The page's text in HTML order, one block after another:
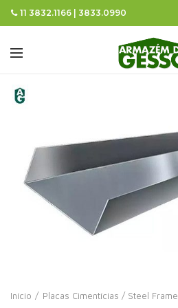
11 3832.1166 | 3833.0990
Início Placas Cimentícias / Steel Frame